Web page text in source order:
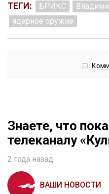
ТЕГИ: БРИКС
ядерное оружие
Знаете, что
телеканалу
2 года назад
ВАШИ НОВОСТИ